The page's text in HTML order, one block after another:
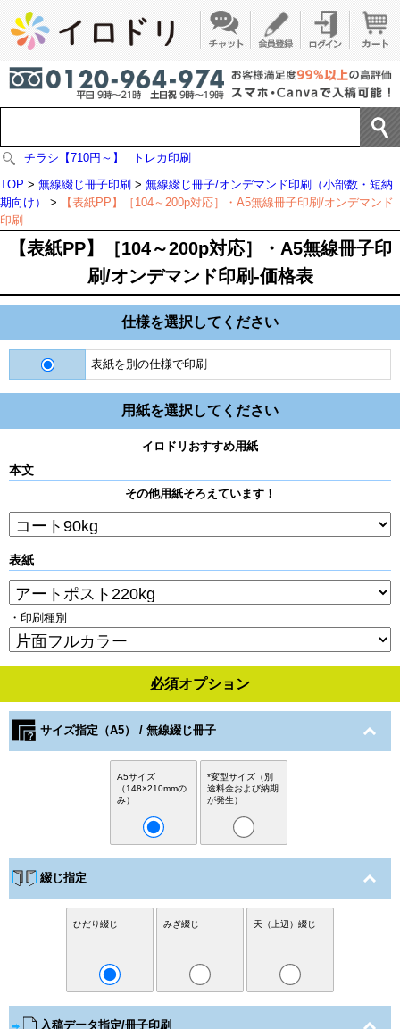
チラシ【710円～】
トレカ印刷
TOP > 無線綴じ冊子印刷 > 無線綴じ冊子/オンデマンド印刷（小部数・短納
期向け）
>
【表紙PP】［104～200p対応］・A5無線冊子印刷/オンデマンド
印刷
【表紙PP】［104～200p対応］・A5無線冊子印
刷/オンデマンド印刷-価格表
仕様を選択してください
表紙を別の仕様で印刷
用紙を選択してください
イロドリおすすめ用紙
本文
その他用紙そろえています！
表紙
・印刷種別
必須オプション
サイズ指定（A5） / 無線綴じ冊子
A5サイズ
（148×210mmの
み）
*変型サイズ（別
途料金および納期
が発生）
綴じ指定
ひだり綴じ みぎ綴じ 天（上辺）綴じ
入稿データ指定/冊子印刷